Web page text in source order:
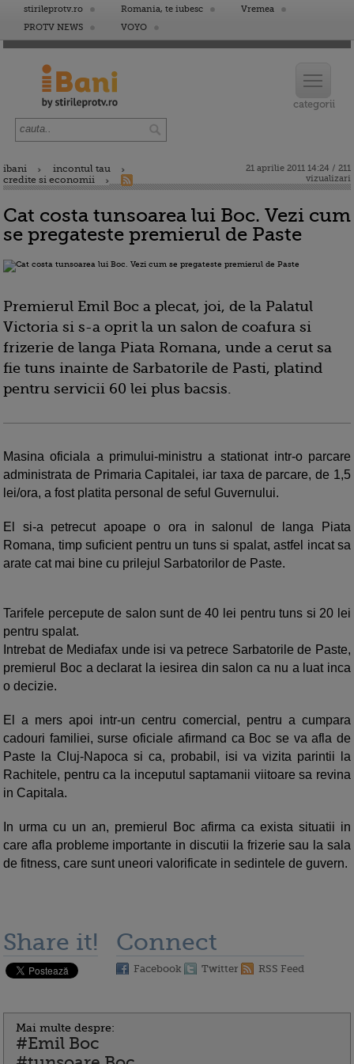
stirileprotv.ro Romania, te iubesc
Vremea
PROTV NEWS
VOYO
ibani
incontul tau
credite si economii
21 aprilie 2011 14:24 / 211
vizualizari
Cat costa tunsoarea lui Boc. Vezi cum
se pregateste premierul de Paste
Premierul Emil Boc a plecat, joi, de la Palatul
Victoria si s-a oprit la un salon de coafura si
frizerie de langa Piata Romana, unde a cerut sa
fie tuns inainte de Sarbatorile de Pasti, platind
pentru servicii 60 lei plus bacsis.
Masina oficiala a primului-ministru a stationat intr-o parcare
administrata de Primaria Capitalei, iar taxa de parcare, de 1,5
lei/ora, a fost platita personal de seful Guvernului.
El si-a petrecut apoape o ora in salonul de langa Piata
Romana, timp suficient pentru un tuns si spalat, astfel incat sa
arate cat mai bine cu prilejul Sarbatorilor de Paste.
Tarifele percepute de salon sunt de 40 lei pentru tuns si 20 lei
pentru spalat.
Intrebat de Mediafax unde isi va petrece Sarbatorile de Paste,
premierul Boc a declarat la iesirea din salon ca nu a luat inca
o decizie.
El a mers apoi intr-un centru comercial, pentru a cumpara
cadouri familiei, surse oficiale afirmand ca Boc se va afla de
Paste la Cluj-Napoca si ca, probabil, isi va vizita parintii la
Rachitele, pentru ca la inceputul saptamanii viitoare sa revina
in Capitala.
In urma cu un an, premierul Boc afirma ca exista situatii in
care afla probleme importante in discutii la frizerie sau la sala
de fitness, care sunt uneori valorificate in sedintele de guvern.
Share it! Connect
Facebook Twitter RSS Feed
Mai multe despre:
#Emil Boc